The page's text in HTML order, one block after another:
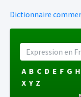
Dictionnaire
A B C D E F G H
X Y Z